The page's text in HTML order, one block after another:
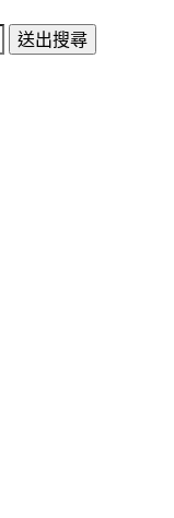
送出搜尋